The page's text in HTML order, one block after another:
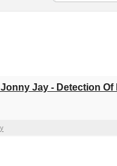
Jonny Jay - Detection